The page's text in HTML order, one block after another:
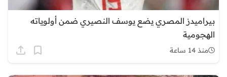
بيراميدز المصري يضع يوسف النصيري ضمن أولوياته
الهجومية
منذ 14 ساعة